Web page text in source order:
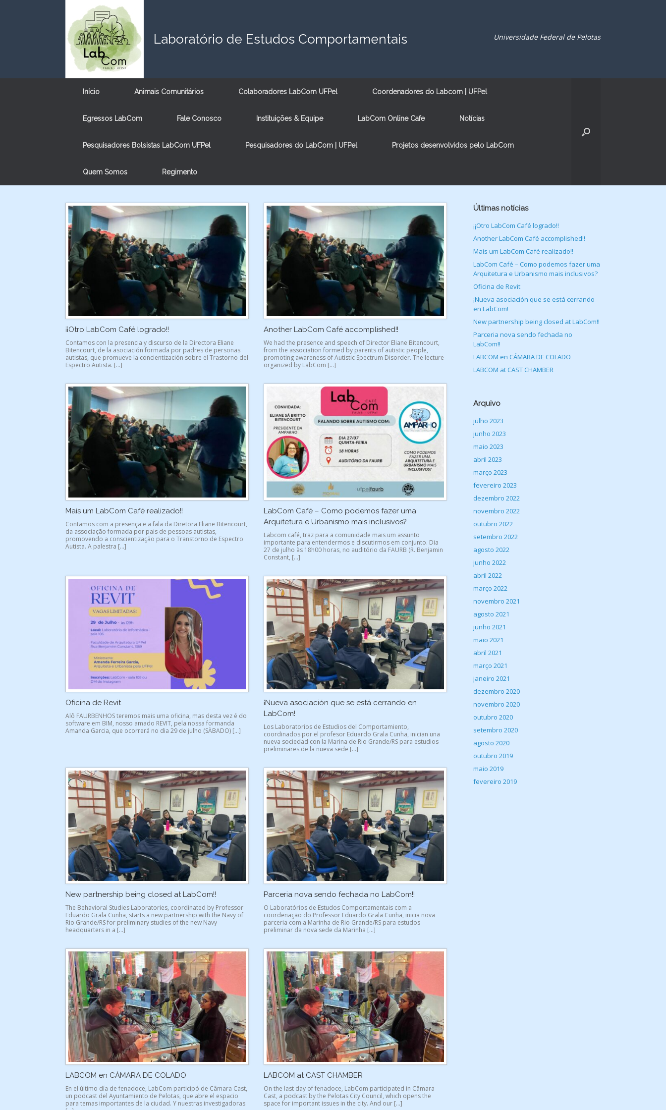
Laboratório de Estudos Comportamentais Universidade Federal de Pelotas
Início Animais Comunitários Colaboradores LabCom UFPel Coordenadores do Labcom | UFPel
Egressos LabCom Fale Conosco Instituições & Equipe LabCom Online Cafe Notícias
Pesquisadores Bolsistas LabCom UFPel Pesquisadores do LabCom | UFPel Projetos desenvolvidos pelo LabCom
Quem Somos Regimento
¡¡Otro LabCom Café logrado!!
Contamos con la presencia y discurso de la Directora Eliane
Bitencourt, de la asociación formada por padres de personas
autistas, que promueve la concientización sobre el Trastorno del
Espectro Autista. […]
Another LabCom Café accomplished!!
We had the presence and speech of Director Eliane Bitencourt,
from the association formed by parents of autistic people,
promoting awareness of Autistic Spectrum Disorder. The lecture
organized by LabCom […]
Mais um LabCom Café realizado!!
Contamos com a presença e a fala da Diretora Eliane Bitencourt,
da associação formada por pais de pessoas autistas,
promovendo a conscientização para o Transtorno de Espectro
Autista. A palestra […]
LabCom Café – Como podemos fazer uma
Arquitetura e Urbanismo mais inclusivos?
Labcom café, traz para a comunidade mais um assunto
importante para entendermos e discutirmos em conjunto. Dia
27 de julho às 18h00 horas, no auditório da FAURB (R. Benjamin
Constant, […]
Oficina de Revit
Alô FAURBENHOS teremos mais uma oficina, mas desta vez é do
software em BIM, nosso amado REVIT, pela nossa formanda
Amanda Garcia, que ocorrerá no dia 29 de julho (SÀBADO) […]
¡Nueva asociación que se está cerrando en
LabCom!
Los Laboratorios de Estudios del Comportamiento,
coordinados por el profesor Eduardo Grala Cunha, inician una
nueva sociedad con la Marina de Rio Grande/RS para estudios
preliminares de la nueva sede […]
New partnership being closed at LabCom!!
The Behavioral Studies Laboratories, coordinated by Professor
Eduardo Grala Cunha, starts a new partnership with the Navy of
Rio Grande/RS for preliminary studies of the new Navy
headquarters in a […]
Parceria nova sendo fechada no LabCom!!
O Laboratórios de Estudos Comportamentais com a
coordenação do Professor Eduardo Grala Cunha, inicia nova
parceria com a Marinha de Rio Grande/RS para estudos
preliminar da nova sede da Marinha […]
LABCOM en CÁMARA DE COLADO
En el último día de fenadoce, LabCom participó de Câmara Cast,
un podcast del Ayuntamiento de Pelotas, que abre el espacio
para temas importantes de la ciudad. Y nuestras investigadoras
LABCOM at CAST CHAMBER
On the last day of fenadoce, LabCom participated in Câmara
Cast, a podcast by the Pelotas City Council, which opens the
space for important issues in the city. And our […]
Últimas notícias
¡¡Otro LabCom Café logrado!!
Another LabCom Café accomplished!!
Mais um LabCom Café realizado!!
LabCom Café – Como podemos fazer uma
Arquitetura e Urbanismo mais inclusivos?
Oficina de Revit
¡Nueva asociación que se está cerrando
en LabCom!
New partnership being closed at LabCom!!
Parceria nova sendo fechada no
LabCom!!
LABCOM en CÁMARA DE COLADO
LABCOM at CAST CHAMBER
Arquivo
julho 2023
junho 2023
maio 2023
abril 2023
março 2023
fevereiro 2023
dezembro 2022
novembro 2022
outubro 2022
setembro 2022
agosto 2022
junho 2022
abril 2022
março 2022
novembro 2021
agosto 2021
junho 2021
maio 2021
abril 2021
março 2021
janeiro 2021
dezembro 2020
novembro 2020
outubro 2020
setembro 2020
agosto 2020
outubro 2019
maio 2019
fevereiro 2019